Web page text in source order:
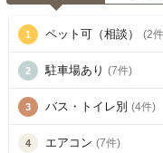
1 ペット可（相談） (2
2 駐車場あり (7件)
3 バス・トイレ別 (4件)
4 エアコン (7件)